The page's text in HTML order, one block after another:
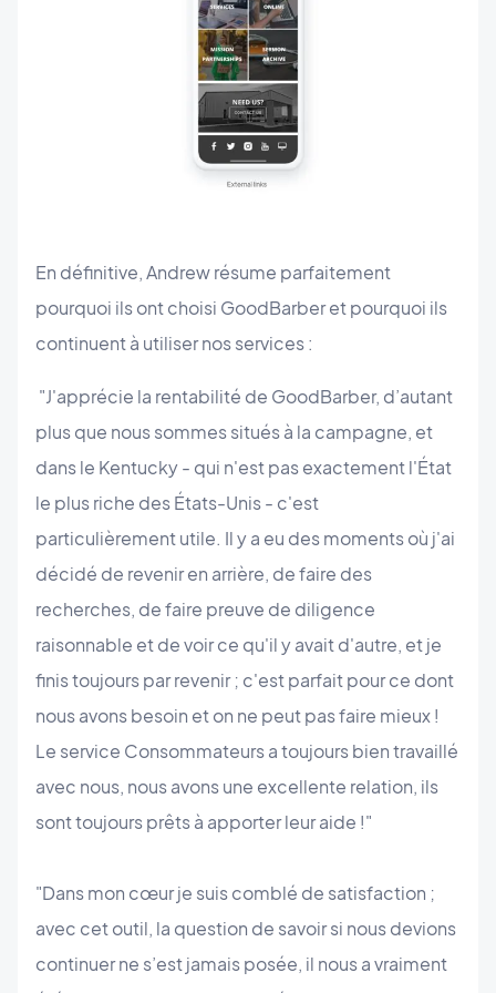
En définitive, Andrew résume parfaitement
pourquoi ils ont choisi GoodBarber et pourquoi ils
continuent à utiliser nos services :
"J'apprécie la rentabilité de GoodBarber, d’autant
plus que nous sommes situés à la campagne, et
dans le Kentucky - qui n'est pas exactement l'État
le plus riche des États-Unis - c'est
particulièrement utile. Il y a eu des moments où j'ai
décidé de revenir en arrière, de faire des
recherches, de faire preuve de diligence
raisonnable et de voir ce qu'il y avait d'autre, et je
finis toujours par revenir ; c'est parfait pour ce dont
nous avons besoin et on ne peut pas faire mieux !
Le service Consommateurs a toujours bien travaillé
avec nous, nous avons une excellente relation, ils
sont toujours prêts à apporter leur aide !"
"Dans mon cœur je suis comblé de satisfaction ;
avec cet outil, la question de savoir si nous devions
continuer ne s’est jamais posée, il nous a vraiment